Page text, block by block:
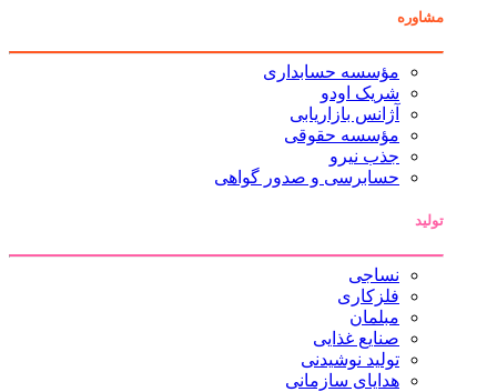
مشاوره
مؤسسه حسابداری
شریک اودو
آژانس بازاریابی
مؤسسه حقوقی
جذب نیرو
حسابرسی و صدور گواهی
تولید
نساجی
فلزکاری
مبلمان
صنایع غذایی
تولید نوشیدنی
هدایای سازمانی